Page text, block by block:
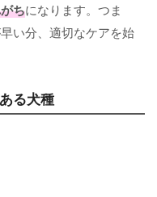
ちになります。つま
い分、適切なケアを始
る犬種